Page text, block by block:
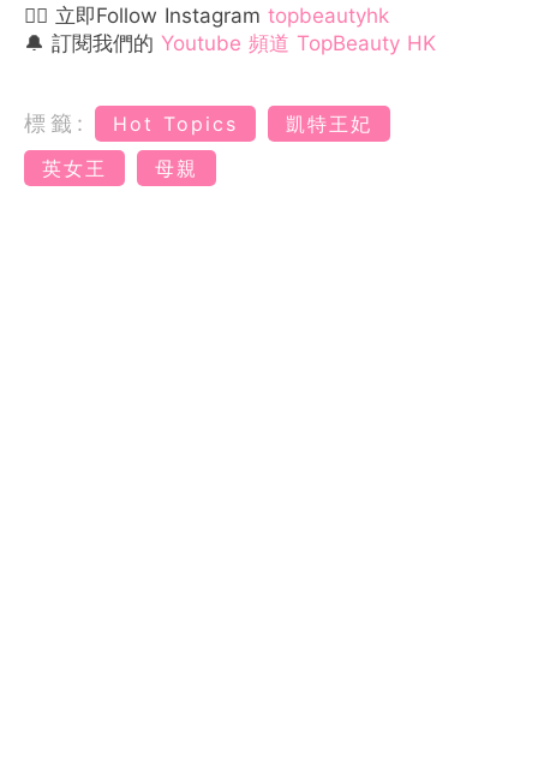
👉🏻 立即Follow Instagram topbeautyhk
🔔 訂閱我們的 Youtube 頻道 TopBeauty HK
標籤: Hot Topics
凱特王妃
英女王
母親